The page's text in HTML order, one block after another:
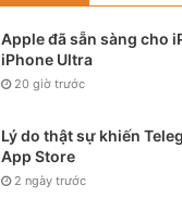
Apple đã sẵn sàng cho
iPhone Ultra
20 giờ trước
Lý do thật sự khiến
App Store
2 ngày trước